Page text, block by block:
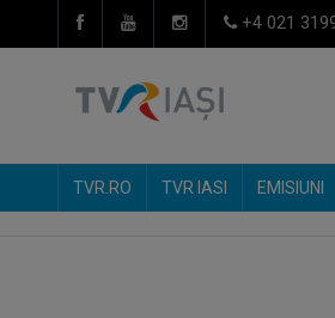
+4 021
TVR.RO TVR IASI EMISIUNI